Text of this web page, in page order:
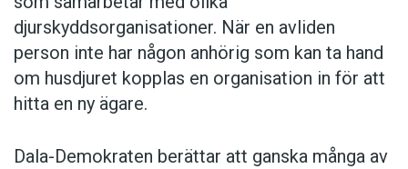
djurskyddsorganisationer. När en avliden
person inte har någon anhörig som kan ta hand
om husdjuret kopplas en organisation in för att
hitta en ny ägare.
Dala-Demokraten berättar att ganska många av